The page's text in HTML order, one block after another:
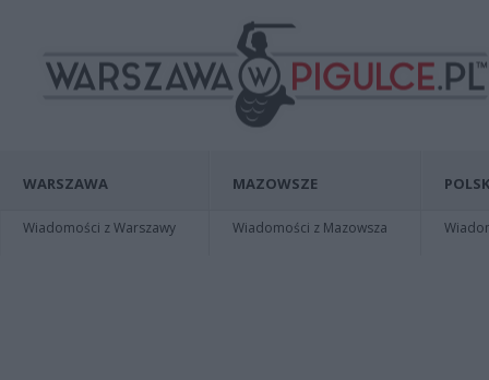
WARSZAWA
Wiadomości z Warszawy
MAZOWSZE
Wiadomości z Mazowsza